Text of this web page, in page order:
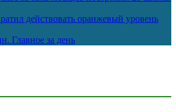
действовать оранжевый уровень
Главное за день